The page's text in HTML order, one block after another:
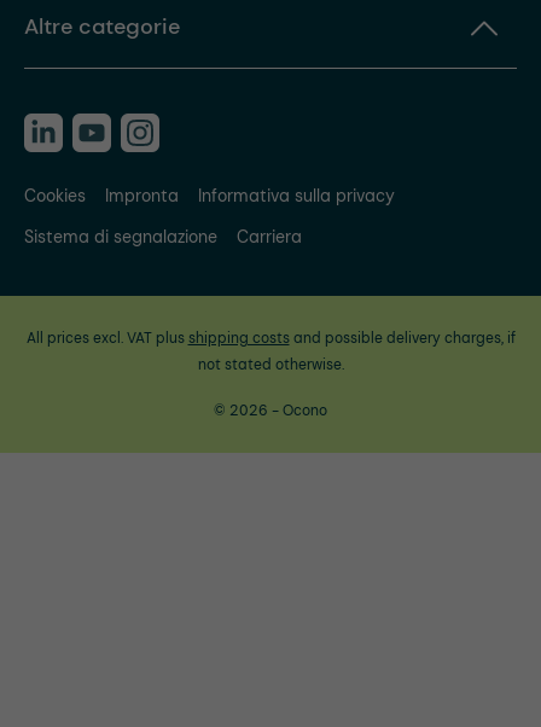
Altre categorie
Cookies Impronta
Informativa sulla privacy
Sistema di segnalazione
Carriera
All prices excl. VAT plus shipping costsand possible delivery charges, if
not stated otherwise.
© 2026 - Ocono